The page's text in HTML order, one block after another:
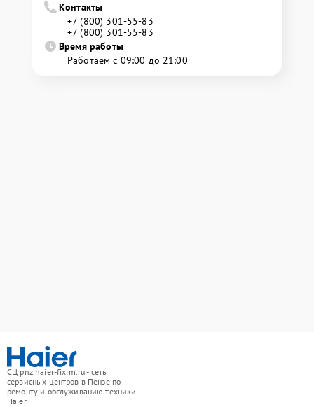
Контакты
+7 (800) 301-55-83
+7 (800) 301-55-83
Время работы
Работаем с 09:00 до 21:00
СЦ pnz.haier-fixim.ru - сеть
сервисных центров в Пензе по
ремонту и обслуживанию техники
Haier